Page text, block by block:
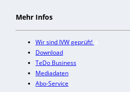
Mehr Infos
Wir sind IVW geprüft!
Download
TeDo Business
Mediadaten
Abo-Service